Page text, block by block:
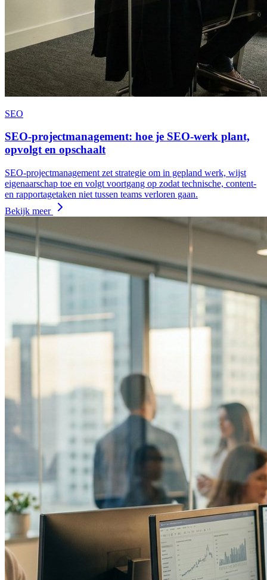
SEO
SEO-projectmanagement: hoe je SEO-werk plant,
opvolgt en opschaalt
SEO-projectmanagement zet strategie om in gepland werk, wijst
eigenaarschap toe en volgt voortgang op zodat technische, content-
en rapportagetaken niet tussen teams verloren gaan.
Bekijk meer